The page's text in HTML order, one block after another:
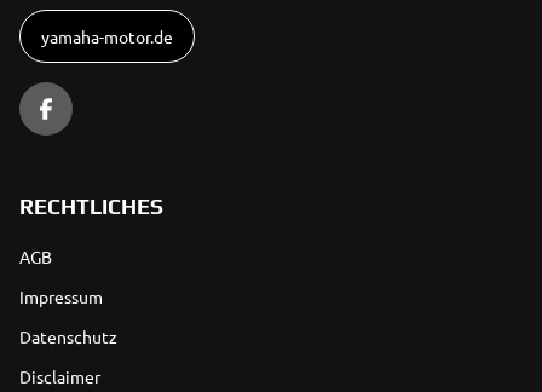
yamaha-motor.de
RECHTLICHES
AGB
Impressum
Datenschutz
Disclaimer